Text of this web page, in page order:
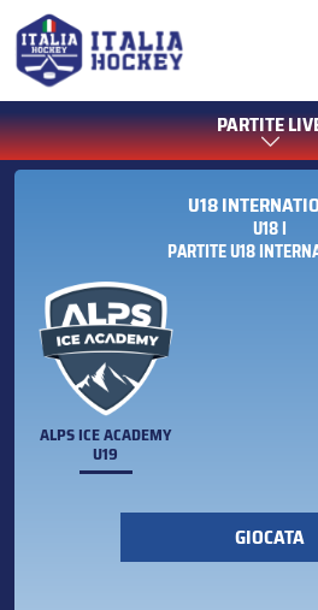
PARTITE
U18
U18 I
PARTITE U18
ALPS ICE ACADEMY
U19
GIOCATA